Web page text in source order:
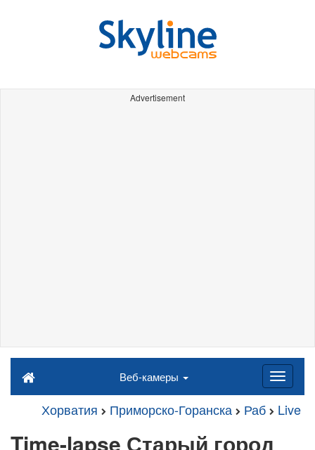
Advertisement
Веб-камеры
Хорватия Приморско-Горанска Раб Live
Time-lapse Старый город